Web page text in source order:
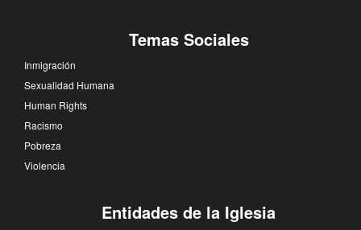
Temas Sociales
Inmigración
Sexualidad Humana
Human Rights
Racismo
Pobreza
Violencia
Entidades de la Iglesia